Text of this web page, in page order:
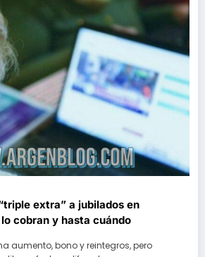
extra” a jubilados en
cobran y hasta cuándo
aumento, bono y reintegros, pero